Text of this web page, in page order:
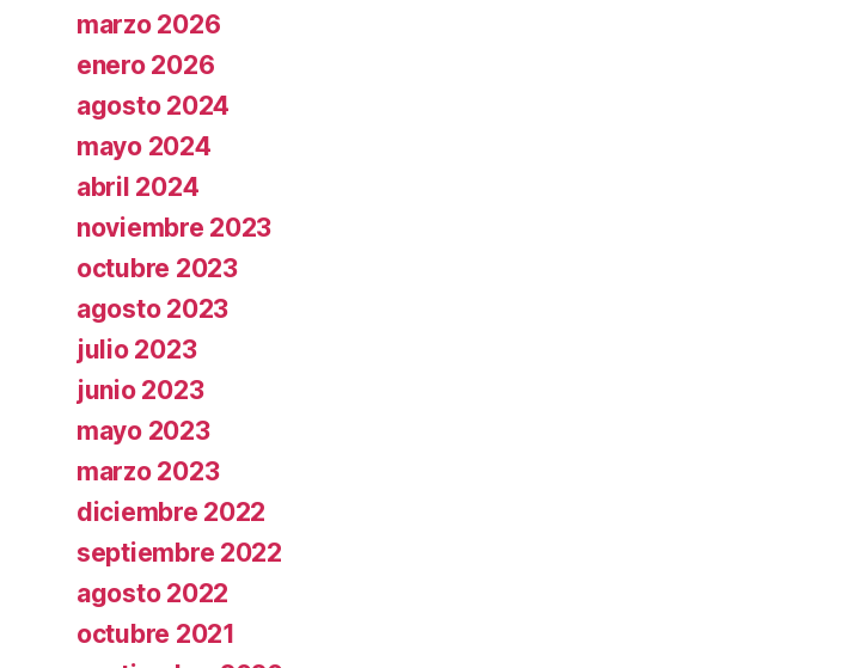
marzo 2026
enero 2026
agosto 2024
mayo 2024
abril 2024
noviembre 2023
octubre 2023
agosto 2023
julio 2023
junio 2023
mayo 2023
marzo 2023
diciembre 2022
septiembre 2022
agosto 2022
octubre 2021